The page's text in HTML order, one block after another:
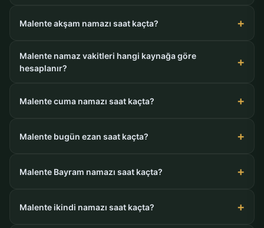
Malente akşam namazı saat kaçta?
Malente namaz vakitleri hangi kaynağa göre
hesaplanır?
Malente cuma namazı saat kaçta?
Malente bugün ezan saat kaçta?
Malente Bayram namazı saat kaçta?
Malente ikindi namazı saat kaçta?